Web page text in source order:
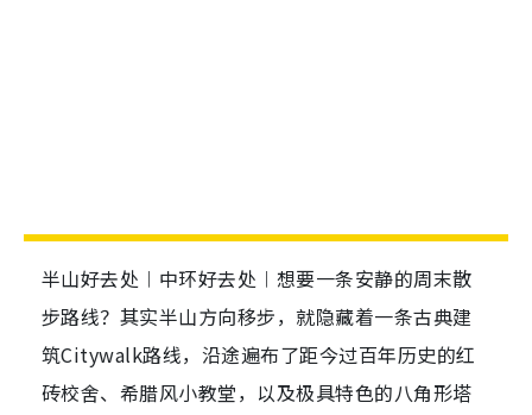
半山好去处︱中环好去处︱想要一条安静的周末散
步路线？其实半山方向移步，就隐藏着一条古典建
筑Citywalk路线，沿途遍布了距今过百年历史的红
砖校舍、希腊风小教堂，以及极具特色的八角形塔